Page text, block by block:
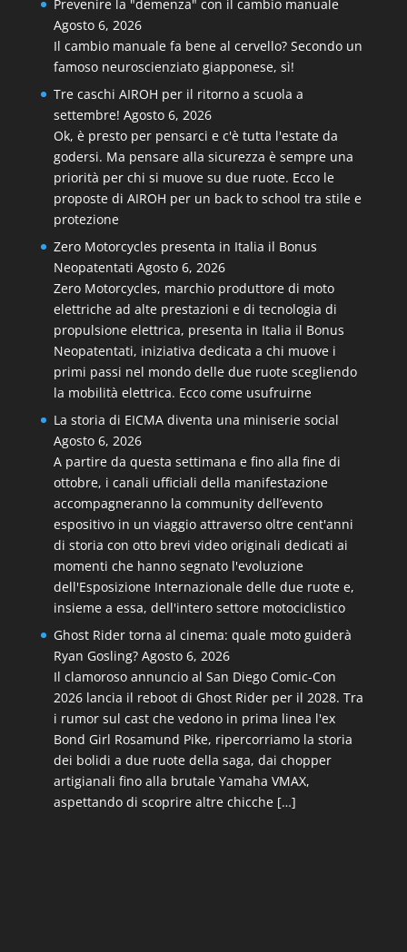
Prevenire la "demenza" con il cambio manuale
Agosto 6, 2026
Il cambio manuale fa bene al cervello? Secondo un
famoso neuroscienziato giapponese, sì!
Tre caschi AIROH per il ritorno a scuola a
settembre! Agosto 6, 2026
Ok, è presto per pensarci e c'è tutta l'estate da
godersi. Ma pensare alla sicurezza è sempre una
priorità per chi si muove su due ruote. Ecco le
proposte di AIROH per un back to school tra stile e
protezione
Zero Motorcycles presenta in Italia il Bonus
Neopatentati Agosto 6, 2026
Zero Motorcycles, marchio produttore di moto
elettriche ad alte prestazioni e di tecnologia di
propulsione elettrica, presenta in Italia il Bonus
Neopatentati, iniziativa dedicata a chi muove i
primi passi nel mondo delle due ruote scegliendo
la mobilità elettrica. Ecco come usufruirne
La storia di EICMA diventa una miniserie social
Agosto 6, 2026
A partire da questa settimana e fino alla fine di
ottobre, i canali ufficiali della manifestazione
accompagneranno la community dell’evento
espositivo in un viaggio attraverso oltre cent'anni
di storia con otto brevi video originali dedicati ai
momenti che hanno segnato l'evoluzione
dell'Esposizione Internazionale delle due ruote e,
insieme a essa, dell'intero settore motociclistico
Ghost Rider torna al cinema: quale moto guiderà
Ryan Gosling? Agosto 6, 2026
Il clamoroso annuncio al San Diego Comic-Con
2026 lancia il reboot di Ghost Rider per il 2028. Tra
i rumor sul cast che vedono in prima linea l'ex
Bond Girl Rosamund Pike, ripercorriamo la storia
dei bolidi a due ruote della saga, dai chopper
artigianali fino alla brutale Yamaha VMAX,
aspettando di scoprire altre chicche […]